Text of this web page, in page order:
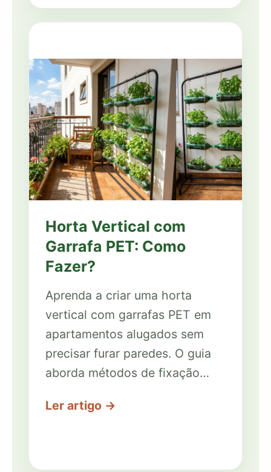
Horta Vertical com
Garrafa PET: Como
Fazer?
Aprenda a criar uma horta
vertical com garrafas PET em
apartamentos alugados sem
precisar furar paredes. O guia
aborda métodos de fixação…
Ler artigo →